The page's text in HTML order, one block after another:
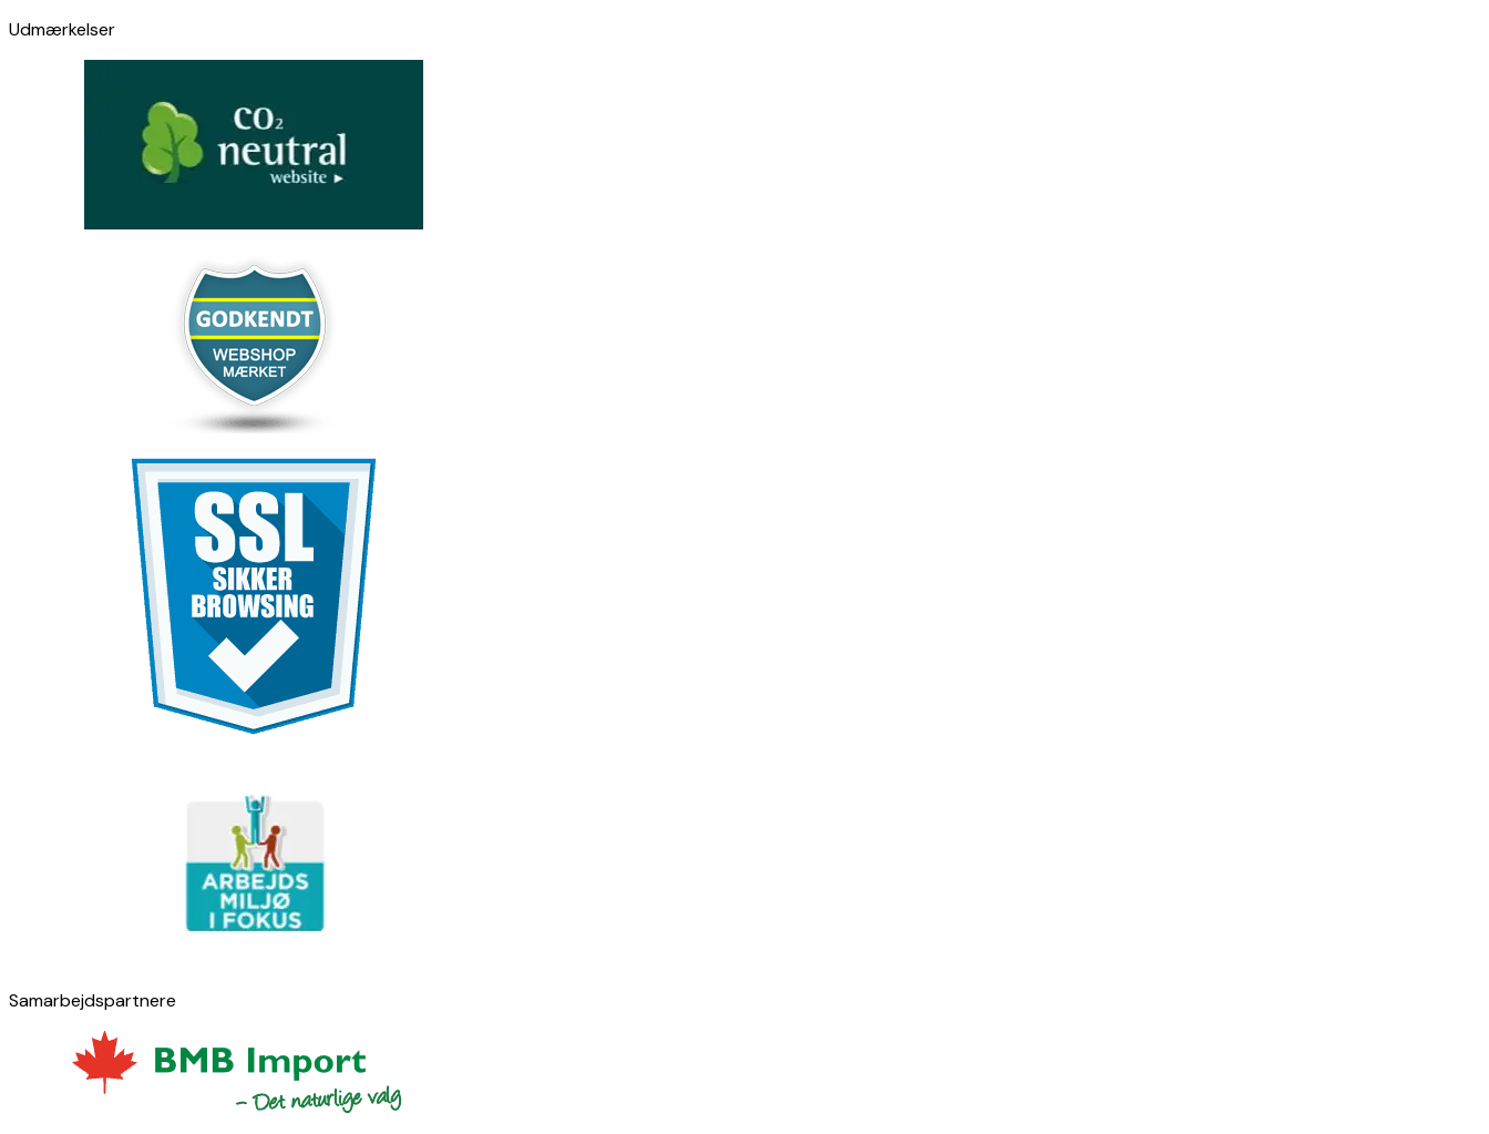
Udmærkelser
Samarbejdspartnere